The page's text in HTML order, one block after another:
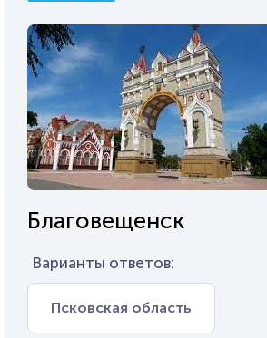
Благовещенск
Варианты ответов:
Псковская область